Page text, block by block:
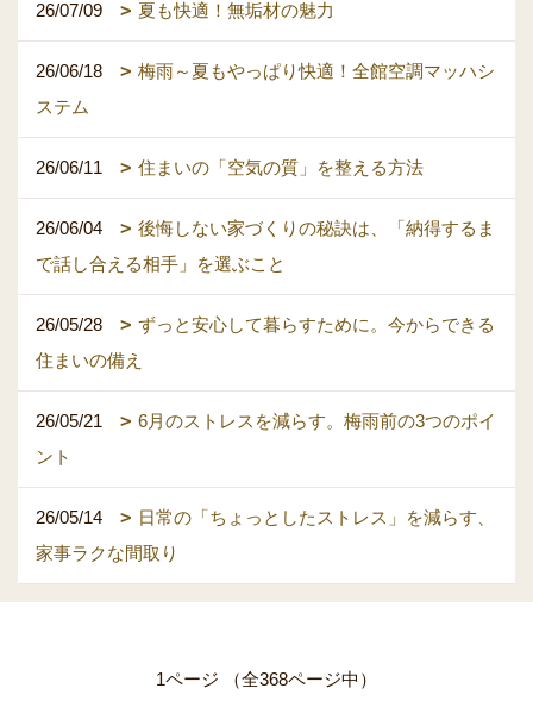
26/07/09 夏も快適！無垢材の魅力
26/06/18
梅雨～夏もやっぱり快適！全館空調マッハシ
ステム
26/06/11 住まいの「空気の質」を整える方法
26/06/04
後悔しない家づくりの秘訣は、「納得するま
で話し合える相手」を選ぶこと
26/05/28
ずっと安心して暮らすために。今からできる
住まいの備え
26/05/21
6月のストレスを減らす。梅雨前の3つのポイ
ント
26/05/14
日常の「ちょっとしたストレス」を減らす、
家事ラクな間取り
1ページ （全368ページ中）